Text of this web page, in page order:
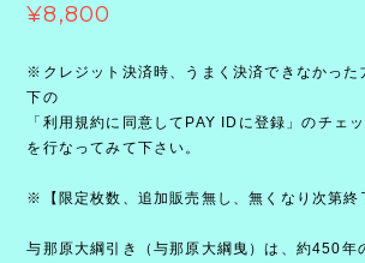
¥8,800
※クレジット決済時、うまく決済できなかった
下の
「利用規約に同意してPAY IDに登録」のチェ
を行なってみて下さい。
※【限定枚数、追加販売無し、無くなり次第終
与那原大綱引き（与那原大綱曳）は、約450年